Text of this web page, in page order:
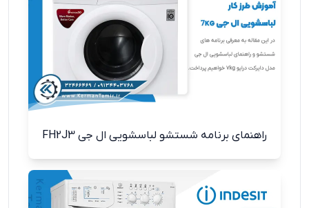
راهنمای برنامه شستشو لباسشویی ال جی FH2J3